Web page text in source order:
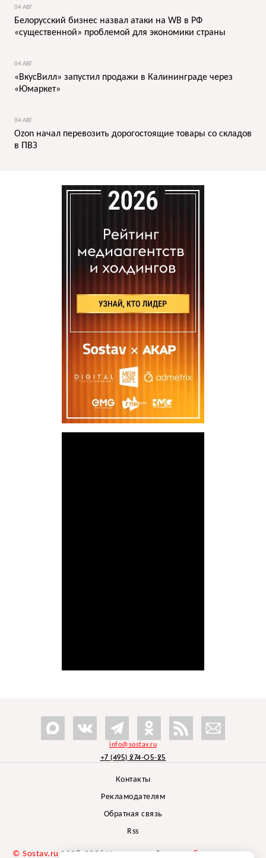
04 АВГ
Белорусский бизнес назвал атаки на WB в РФ
«существенной» проблемой для экономики страны
04 АВГ
«ВкусВилл» запустил продажи в Калининграде через
«Юмаркет»
04 АВГ
Ozon начал перевозить дорогостоящие товары со складов
в ПВЗ
info@sostav.ru
+7 (495) 274-05-25
Контакты
Рекламодателям
Обратная связь
Rss
© Sostav.ru 1998-2026 Независимый проектбрендингового